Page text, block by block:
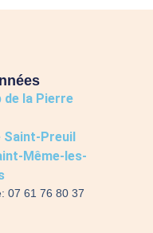
de la Pierre
Saint-Preuil
Même-les-
07 61 76 80 37